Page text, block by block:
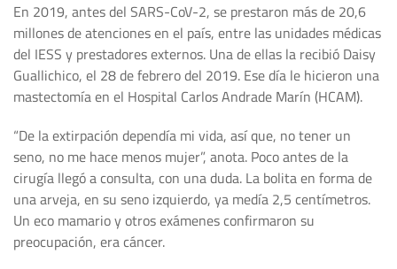
En 2019, antes del SARS-CoV-2, se prestaron más de 20,6
millones de atenciones en el país, entre las unidades médicas
del IESS y prestadores externos. Una de ellas la recibió Daisy
Guallichico, el 28 de febrero del 2019. Ese día le hicieron una
mastectomía en el Hospital Carlos Andrade Marín (HCAM).
“De la extirpación dependía mi vida, así que, no tener un
seno, no me hace menos mujer”, anota. Poco antes de la
cirugía llegó a consulta, con una duda. La bolita en forma de
una arveja, en su seno izquierdo, ya medía 2,5 centímetros.
Un eco mamario y otros exámenes confirmaron su
preocupación, era cáncer.